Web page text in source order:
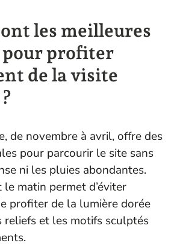
les meilleures
pour profiter
de la visite
de novembre à avril, offre des
pour parcourir le site sans
ni les pluies abondantes.
matin permet d’éviter
profiter de la lumière dorée
reliefs et les motifs sculptés